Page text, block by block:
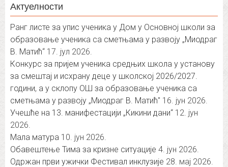
Актуелности
Ранг листе за упис ученика у Дом у Основној школи за
образовање ученика са сметњама у развоју „Миодраг
В. Матић“ 17. јул 2026.
Конкурс за пријем ученика средњих школа у установу
за смештај и исхрану деце у школској 2026/2027.
години, а у склопу ОШ за образовање ученика са
сметњама у развоју „Миодраг В. Матић″ 16. јун 2026.
Учешће на 13. манифестацији „Кикини дани“ 12. јун
2026.
Мала матура 10. јун 2026.
Обавештење Тима за кризне ситуације 4. јун 2026.
Одржан први ужички Фестивал инклузије 28. мај 2026.